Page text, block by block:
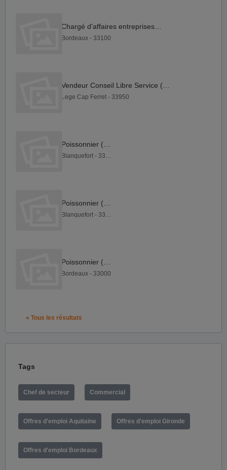
Bordeaux - 33100
Lege Cap Ferret - 33950
Blanquefort - 33290
Blanquefort - 33290
Bordeaux - 33000
« Tous les résultats
Tags
Chef de secteur Commercial
Offres d'emploi Aquitaine Offres d'emploi Gironde
Offres d'emploi Bordeaux